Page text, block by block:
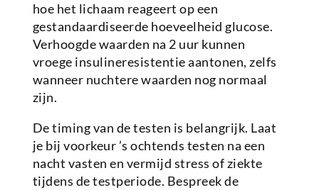
hoe het lichaam reageert op een
gestandaardiseerde hoeveelheid glucose.
Verhoogde waarden na 2 uur kunnen
vroege insulineresistentie aantonen, zelfs
wanneer nuchtere waarden nog normaal
zijn.
De timing van de testen is belangrijk. Laat
je bij voorkeur ’s ochtends testen na een
nacht vasten en vermijd stress of ziekte
tijdens de testperiode. Bespreek de